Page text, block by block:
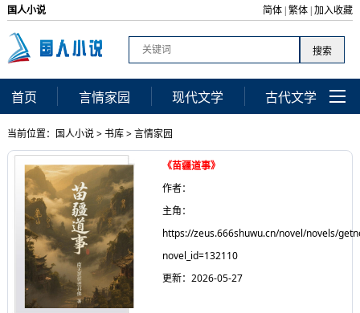
国人小说 简体 |繁体 |加入收藏
首页 言情家园 现代文学 古代文学
当前位置： 国人小说>书库>言情家园
《苗疆道事》
作者：
主角：
https://zeus.666shuwu.cn/novel/novels/
novel_id=132110
更新：2026-05-27